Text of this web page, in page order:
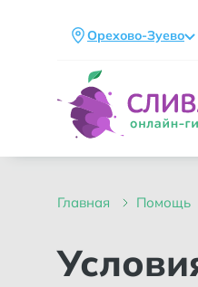
Орехово-Зуево
главная помощь